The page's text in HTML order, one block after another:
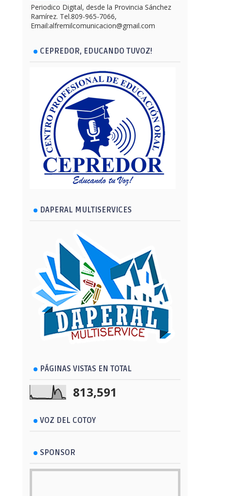
Periodico Digital, desde la Provincia Sánchez
Ramírez. Tel.809-965-7066,
Email:alfremilcomunicacion@gmail.com
CEPREDOR, EDUCANDO TUVOZ!
DAPERAL MULTISERVICES
PÁGINAS VISTAS EN TOTAL
813,591
VOZ DEL COTOY
SPONSOR